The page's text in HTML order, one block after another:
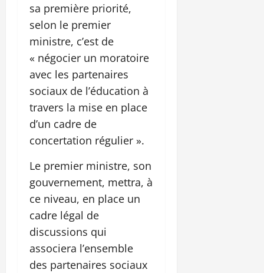
sa première priorité,
selon le premier
ministre, c’est de
« négocier un moratoire
avec les partenaires
sociaux de l’éducation à
travers la mise en place
d’un cadre de
concertation régulier ».
Le premier ministre, son
gouvernement, mettra, à
ce niveau, en place un
cadre légal de
discussions qui
associera l’ensemble
des partenaires sociaux